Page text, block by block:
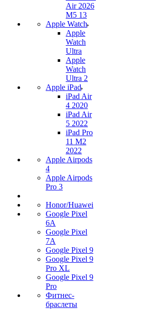
Air 2026
M5 13
Apple Watch
Apple
Watch
Ultra
Apple
Watch
Ultra 2
Apple iPad
iPad Air
4 2020
iPad Air
5 2022
iPad Pro
11 M2
2022
Apple Airpods
4
Apple Airpods
Pro 3
Honor/Huawei
Google Pixel
6A
Google Pixel
7А
Google Pixel 9
Google Pixel 9
Pro XL
Google Pixel 9
Pro
Фитнес-
браслеты